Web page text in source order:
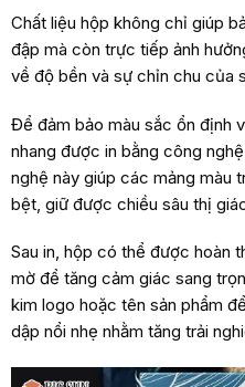
Chất liệu hộp không chỉ giúp
đập mà còn trực tiếp ảnh
về độ bền và sự chỉn chu của
Để đảm bảo màu sắc ổn định
nhang được in bằng công
nghệ này giúp các mảng màu
bệt, giữ được chiều sâu thị
Sau in, hộp có thể được hoàn
mờ để tăng cảm giác sang
kim logo hoặc tên sản phẩm
dập nổi nhẹ nhằm tăng trải